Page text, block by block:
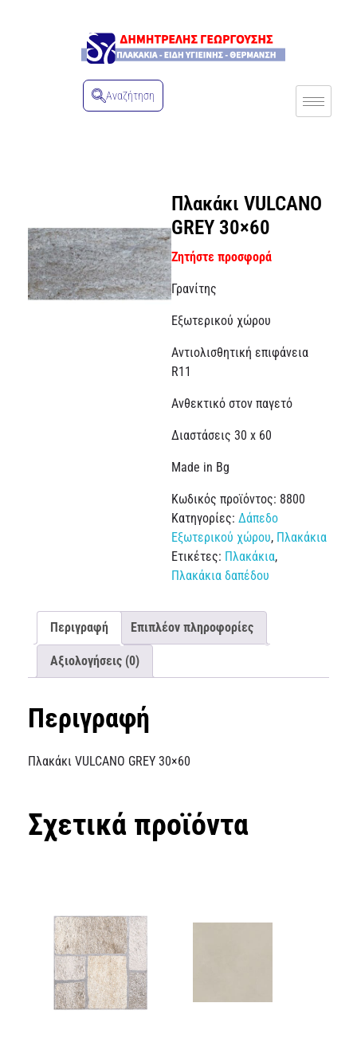
Αναζήτηση
Πλακάκι VULCANO
GREY 30×60
Ζητήστε προσφορά
Γρανίτης
Εξωτερικού χώρου
Αντιολισθητική επιφάνεια
R11
Ανθεκτικό στον παγετό
Διαστάσεις 30 x 60
Made in Bg
Κωδικός προϊόντος: 8800
Κατηγορίες: Δάπεδο
Εξωτερικού χώρου, Πλακάκια
Ετικέτες: Πλακάκια,
Πλακάκια δαπέδου
Περιγραφή Επιπλέον πληροφορίες
Αξιολογήσεις (0)
Περιγραφή
Πλακάκι VULCANO GREY 30×60
Σχετικά προϊόντα